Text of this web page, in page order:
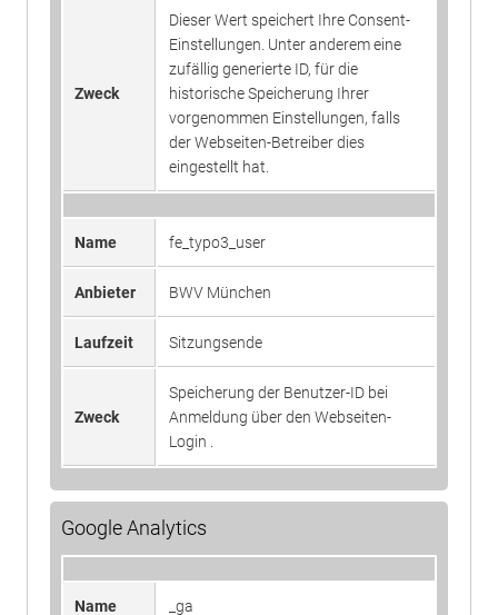
Sitzungsende
Speicherung der Benutzer-ID bei
Anmeldung über den Webseiten-
Login .
_gid
Google Analytics
1 Tag
Registriert eine eindeutige ID, die
Website nutzt, zu generieren.
Zweck
Dieser Wert speichert Ihre Consent-
Einstellungen. Unter anderem eine
zufällig generierte ID, für die
historische Speicherung Ihrer
vorgenommen Einstellungen, falls
der Webseiten-Betreiber dies
eingestellt hat.
Name fe_typo3_user
Anbieter BWV München
Laufzeit Sitzungsende
Zweck
Speicherung der Benutzer-ID bei
Anmeldung über den Webseiten-
Login .
Google Analytics
Name _ga